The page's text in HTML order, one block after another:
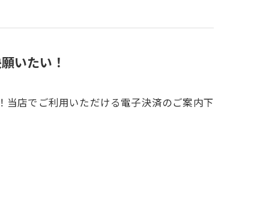
いたい！
当店でご利用いただける電子決済のご案内下